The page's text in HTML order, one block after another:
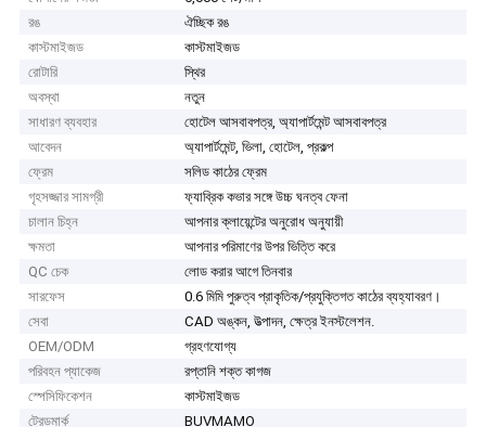
রঙ
ঐচ্ছিক রঙ
কাস্টমাইজড
কাস্টমাইজড
রোটারি
স্থির
অবস্থা
নতুন
সাধারণ ব্যবহার
হোটেল আসবাবপত্র, অ্যাপার্টমেন্ট আসবাবপত্র
আবেদন
অ্যাপার্টমেন্ট, ভিলা, হোটেল, প্রকল্প
ফ্রেম
সলিড কাঠের ফ্রেম
গৃহসজ্জার সামগ্রী
ফ্যাব্রিক কভার সঙ্গে উচ্চ ঘনত্ব ফেনা
চালান চিহ্ন
আপনার ক্লায়েন্টের অনুরোধ অনুযায়ী
ক্ষমতা
আপনার পরিমাণের উপর ভিত্তি করে
QC চেক
লোড করার আগে তিনবার
সারফেস
0.6 মিমি পুরুত্ব প্রাকৃতিক/প্রযুক্তিগত কাঠের ব্যহ্যাবরণ।
সেবা
CAD অঙ্কন, উত্পাদন, ক্ষেত্র ইনস্টলেশন.
OEM/ODM
গ্রহণযোগ্য
পরিবহন প্যাকেজ
রপ্তানি শক্ত কাগজ
স্পেসিফিকেশন
কাস্টমাইজড
ট্রেডমার্ক
BUVMAMO